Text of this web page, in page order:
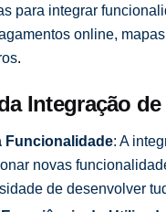
para integrar
online,
.
Integração de
Funcionalidade: A
novas
de desenvolver